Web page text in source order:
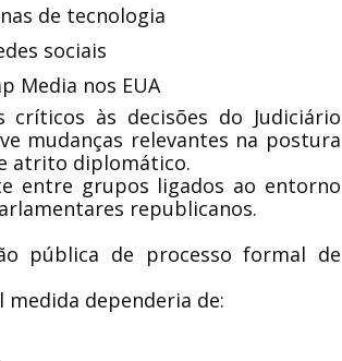
de tecnologia
sociais
Media nos EUA
às decisões do Judiciário
mudanças relevantes na postura
atrito diplomático.
entre grupos ligados ao entorno
republicanos.
pública de processo formal de
medida dependeria de: